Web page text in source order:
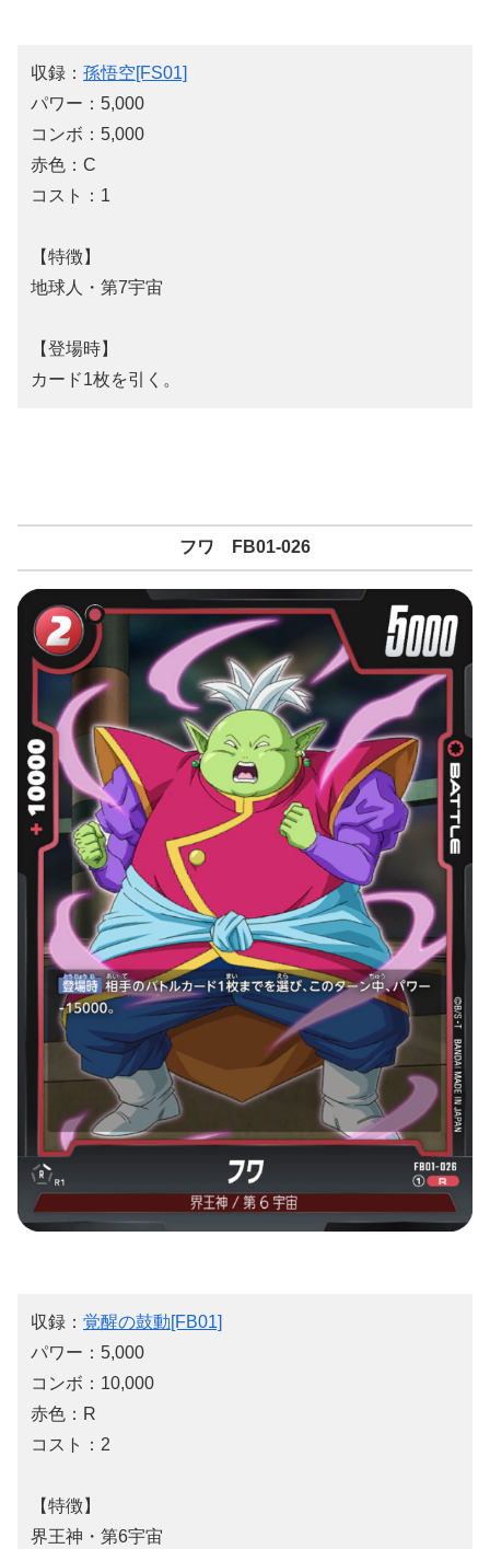
収録： 孫悟空[FS01]
パワー：5,000
コンボ：5,000
赤色：C
コスト：1
【特徴】
地球人・第7宇宙
【登場時】
カード1枚を引く。
フワ FB01-026
収録： 覚醒の鼓動[FB01]
パワー：5,000
コンボ：10,000
赤色：R
コスト：2
【特徴】
界王神・第6宇宙